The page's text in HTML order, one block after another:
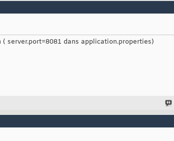
server.port=8081 dans application.properties)